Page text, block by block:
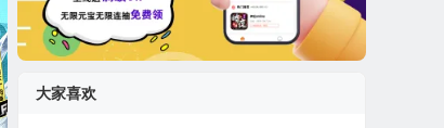
大家喜欢